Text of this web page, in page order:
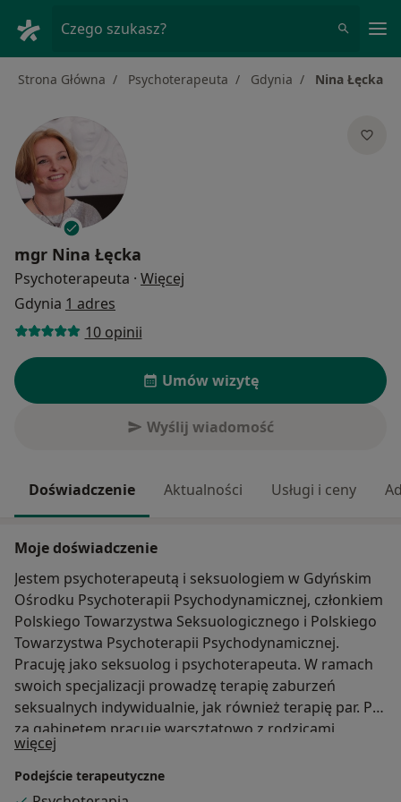
Czego szukasz?
Strona Główna Psychoterapeuta Gdynia Nina Łęcka
mgr Nina Łęcka
Psychoterapeuta · Więcej
Gdynia 1 adres
10 opinii
Umów wizytę
Wyślij wiadomość
Doświadczenie Aktualności Usługi i ceny
Moje doświadczenie
Jestem psychoterapeutą i seksuologiem w Gdyńskim
Ośrodku Psychoterapii Psychodynamicznej, członkiem
Polskiego Towarzystwa Seksuologicznego i Polskiego
Towarzystwa Psychoterapii Psychodynamicznej.
Pracuję jako seksuolog i psychoterapeuta. W ramach
swoich specjalizacji prowadzę terapię zaburzeń
seksualnych indywidualnie, jak również terapię par. Po
za gabinetem pracuję warsztatowo z rodzicami
nastolatków w temacie szeroko pojętej edukacji
seksualnej. Nurt psychoterapii psychodynamicznej
stosowany jest w leczeniu zaburzeń osobowości,
więcej
Podejście terapeutyczne